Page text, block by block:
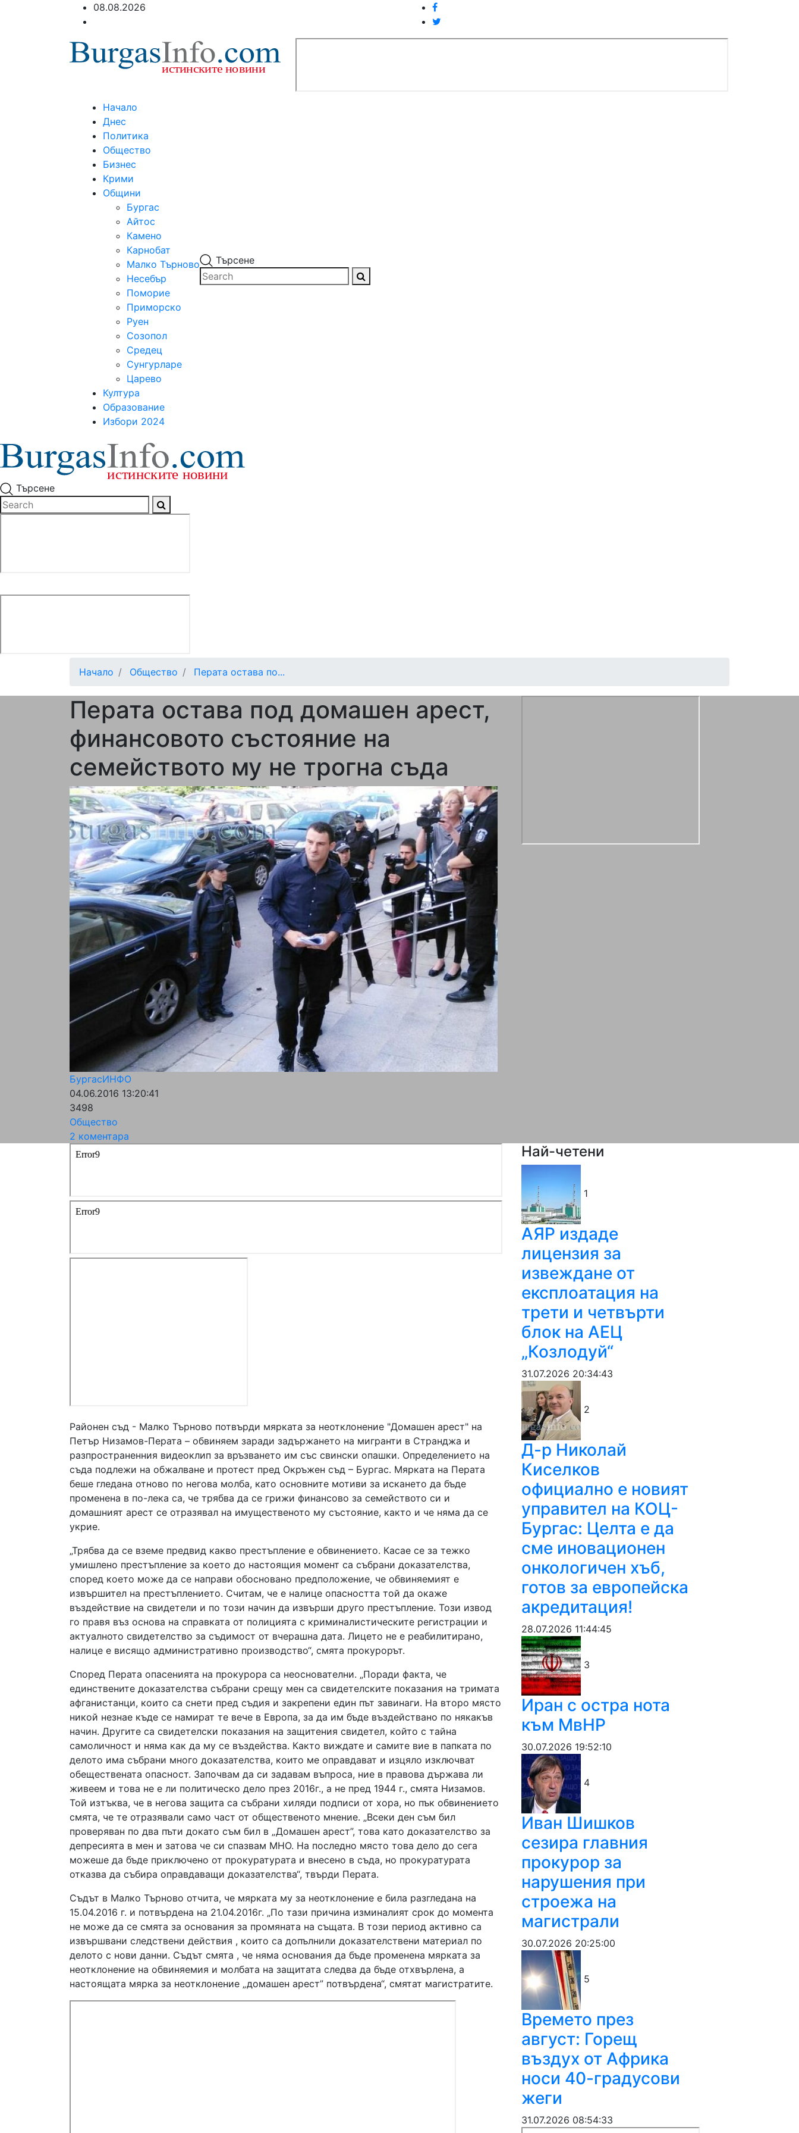
08.08.2026
Начало
Днес
Политика
Общество
Бизнес
Крими
Общини
Бургас
Айтос
Камено
Карнобат
Малко Търново
Несебър
Поморие
Приморско
Руен
Созопол
Средец
Сунгурларе
Царево
Култура
Образование
Избори 2024
Търсене
Търсене
Начало Общество Перата остава по...
Перата остава под домашен арест,
финансовото състояние на
семейството му не трогна съда
БургасИНФО
04.06.2016 13:20:41
3498
Общество
2 коментара
Районен съд - Малко Търново потвърди мярката за неотклонение "Домашен арест" на
Петър Низамов-Перата – обвиняем заради задържането на мигранти в Странджа и
разпространенния видеоклип за връзването им със свински опашки. Определението на
съда подлежи на обжалване и протест пред Окръжен съд – Бургас. Мярката на Перата
беше гледана отново по негова молба, като основните мотиви за искането да бъде
променена в по-лека са, че трябва да се грижи финансово за семейството си и
домашният арест се отразявал на имущественото му състояние, както и че няма да се
укрие.
„Трябва да се вземе предвид какво престъпление е обвинението. Касае се за тежко
умишлено престъпление за което до настоящия момент са събрани доказателства,
според което може да се направи обосновано предположение, че обвиняемият е
извършител на престъплението. Считам, че е налице опасността той да окаже
въздействие на свидетели и по този начин да извърши друго престъпление. Този извод
го правя въз основа на справката от полицията с криминалистическите регистрации и
актуалното свидетелство за съдимост от вчерашна дата. Лицето не е реабилитирано,
налице е висящо административно производство“, смята прокурорът.
Според Перата опасенията на прокурора са неоснователни. „Поради факта, че
единствените доказателства събрани срещу мен са свидетелските показания на тримата
афганистанци, които са снети пред съдия и закрепени един път завинаги. На второ място
никой незнае къде се намират те вече в Европа, за да им бъде въздействано по някакъв
начин. Другите са свидетелски показания на защитения свидетел, който с тайна
самоличност и няма как да му се въздейства. Както виждате и самите вие в папката по
делото има събрани много доказателства, които ме оправдават и изцяло изключват
обеществената опасност. Започвам да си задавам въпроса, ние в правова държава ли
живеем и това не е ли политическо дело през 2016г., а не пред 1944 г., смята Низамов.
Той изтъква, че в негова защита са събрани хиляди подписи от хора, но пък обвинението
смята, че те отразявали само част от общественото мнение. „Всеки ден съм бил
проверяван по два пъти докато съм бил в „Домашен арест”, това като доказателство за
депресията в мен и затова че си спазвам МНО. На последно място това дело до сега
можеше да бъде приключено от прокуратурата и внесено в съда, но прокуратурата
отказва да събира оправдаващи доказателства“, твърди Перата.
Съдът в Малко Търново отчита, че мярката му за неотклонение е била разгледана на
15.04.2016 г. и потвърдена на 21.04.2016г. „По тази причина изминалият срок до момента
не може да се смята за основания за промяната на същата. В този период активно са
извършвани следствени действия , които са допълнили доказателствени материал по
делото с нови данни. Съдът смята , че няма основания да бъде променена мярката за
неотклонение на обвиняемия и молбата на защитата следва да бъде отхвърлена, а
настоящата мярка за неотклонение „домашен арест” потвърдена“, смятат магистратите.
Най-четени
1
АЯР издаде
лицензия за
извеждане от
експлоатация на
трети и четвърти
блок на АЕЦ
„Козлодуй“
31.07.2026 20:34:43
2
Д-р Николай
Киселков
официално е новият
управител на КОЦ-
Бургас: Целта е да
сме иновационен
онкологичен хъб,
готов за европейска
акредитация!
28.07.2026 11:44:45
3
Иран с остра нота
към МвНР
30.07.2026 19:52:10
4
Иван Шишков
сезира главния
прокурор за
нарушения при
строежа на
магистрали
30.07.2026 20:25:00
5
Времето през
август: Горещ
въздух от Африка
носи 40-градусови
жеги
31.07.2026 08:54:33